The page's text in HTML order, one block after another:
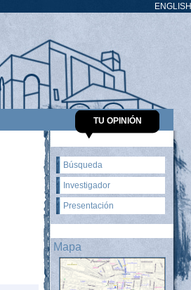
ENGLISH
TU OPINIÓN
Búsqueda
Investigador
Presentación
Mapa